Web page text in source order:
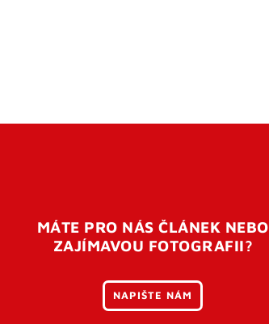
MÁTE PRO NÁS ČLÁNEK NEBO
ZAJÍMAVOU FOTOGRAFII?
NAPIŠTE NÁM